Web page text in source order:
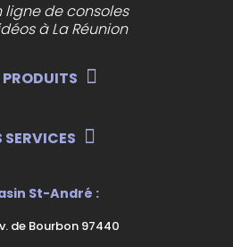
ligne de consoles
à La Réunion
SERVICES
St-André :
de Bourbon 97440